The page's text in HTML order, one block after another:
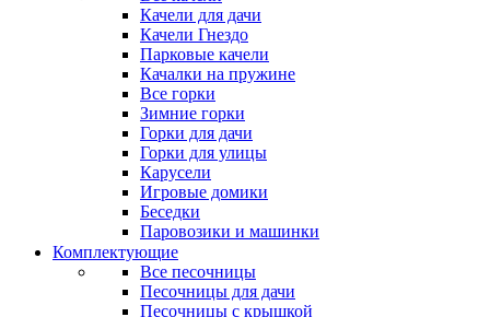
Качели для дачи
Качели Гнездо
Парковые качели
Качалки на пружине
Все горки
Зимние горки
Горки для дачи
Горки для улицы
Карусели
Игровые домики
Беседки
Паровозики и машинки
Комплектующие
Все песочницы
Песочницы для дачи
Песочницы с крышкой